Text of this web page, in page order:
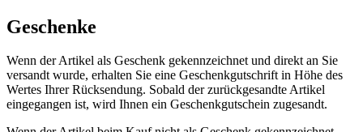
Geschenke
Wenn der Artikel als Geschenk gekennzeichnet und direkt an Sie
versandt wurde, erhalten Sie eine Geschenkgutschrift in Höhe des
Wertes Ihrer Rücksendung. Sobald der zurückgesandte Artikel
eingegangen ist, wird Ihnen ein Geschenkgutschein zugesandt.